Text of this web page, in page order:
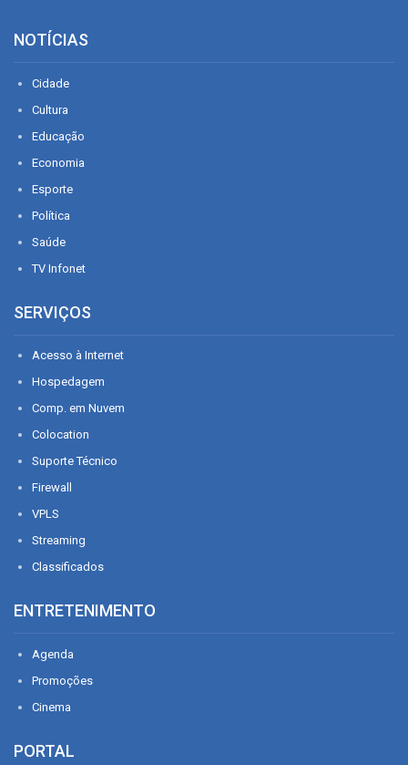
NOTÍCIAS
Cidade
Cultura
Educação
Economia
Esporte
Política
Saúde
TV Infonet
SERVIÇOS
Acesso à Internet
Hospedagem
Comp. em Nuvem
Colocation
Suporte Técnico
Firewall
VPLS
Streaming
Classificados
ENTRETENIMENTO
Agenda
Promoções
Cinema
PORTAL